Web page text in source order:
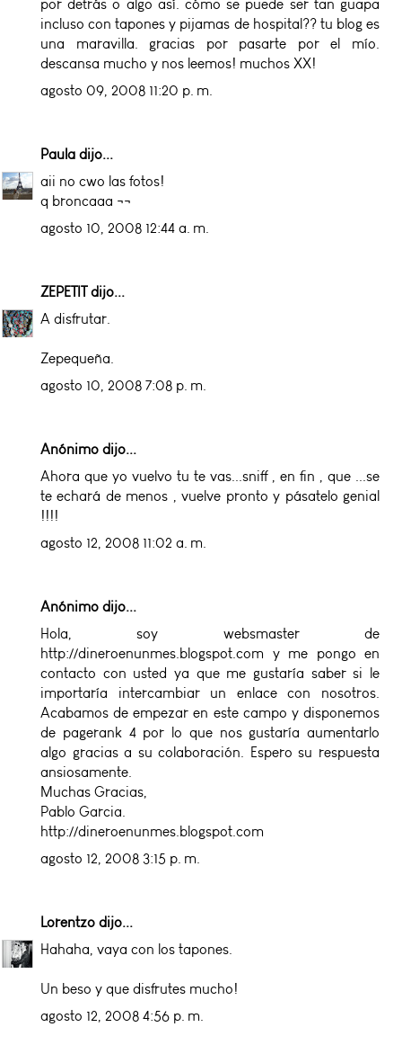
por detrás o algo así. cómo se puede ser tan guapa
incluso con tapones y pijamas de hospital?? tu blog es
una maravilla. gracias por pasarte por el mío.
descansa mucho y nos leemos! muchos XX!
agosto 09, 2008 11:20 p. m.
Paula dijo...
aii no cwo las fotos!
q broncaaa ¬¬
agosto 10, 2008 12:44 a. m.
ZEPETITdijo...
A disfrutar.
Zepequeña.
agosto 10, 2008 7:08 p. m.
Anónimo dijo...
Ahora que yo vuelvo tu te vas...sniff , en fin , que ...se
te echará de menos , vuelve pronto y pásatelo genial
!!!!
agosto 12, 2008 11:02 a. m.
Anónimo dijo...
Hola, soy websmaster de
http://dineroenunmes.blogspot.com y me pongo en
contacto con usted ya que me gustaría saber si le
importaría intercambiar un enlace con nosotros.
Acabamos de empezar en este campo y disponemos
de pagerank 4 por lo que nos gustaría aumentarlo
algo gracias a su colaboración. Espero su respuesta
ansiosamente.
Muchas Gracias,
Pablo Garcia.
http://dineroenunmes.blogspot.com
agosto 12, 2008 3:15 p. m.
Lorentzo dijo...
Hahaha, vaya con los tapones.
Un beso y que disfrutes mucho!
agosto 12, 2008 4:56 p. m.